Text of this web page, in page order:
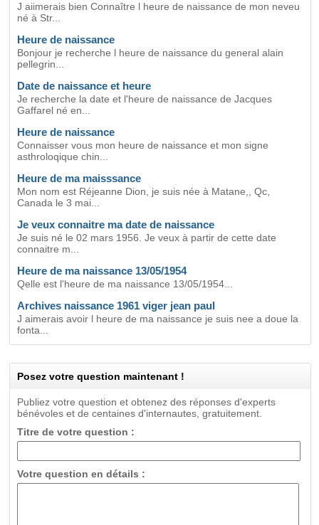
J aiimerais bien Connaître l heure de naissance de mon neveu
né à Str...
Heure de naissance
Bonjour je recherche l heure de naissance du general alain
pellegrin...
Date de naissance et heure
Je recherche la date et l'heure de naissance de Jacques
Gaffarel né en...
Heure de naissance
Connaisser vous mon heure de naissance et mon signe
asthroloqique chin...
Heure de ma maisssance
Mon nom est Réjeanne Dion, je suis née à Matane,, Qc,
Canada le 3 mai...
Je veux connaitre ma date de naissance
Je suis né le 02 mars 1956. Je veux à partir de cette date
connaitre m...
Heure de ma naissance 13/05/1954
Qelle est l'heure de ma naissance 13/05/1954...
Archives naissance 1961 viger jean paul
J aimerais avoir l heure de ma naissance je suis nee a doue la
fonta...
Posez votre question maintenant !
Publiez votre question et obtenez des réponses d'experts
bénévoles et de centaines d'internautes, gratuitement.
Titre de votre question :
Votre question en détails :